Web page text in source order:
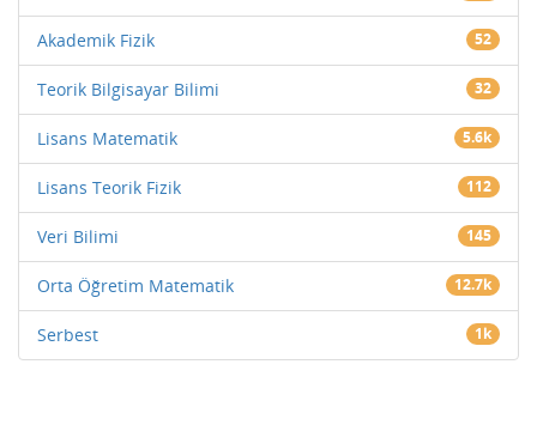
Akademik Fizik 52
Teorik Bilgisayar Bilimi 32
Lisans Matematik 5.6k
Lisans Teorik Fizik 112
Veri Bilimi 145
Orta Öğretim Matematik 12.7k
Serbest 1k